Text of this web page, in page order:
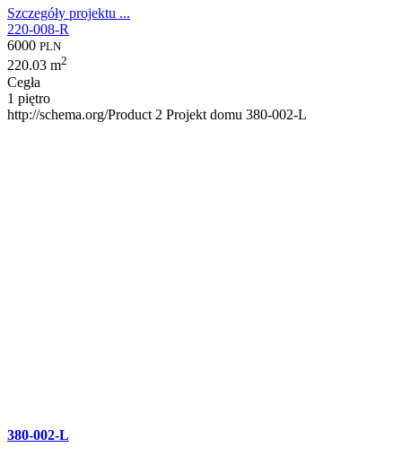
Szczegóły projektu ...
220-008-R
6000 PLN
220.03 m2
Cegła
1 piętro
http://schema.org/Product 2 Projekt domu 380-002-L
380-002-L